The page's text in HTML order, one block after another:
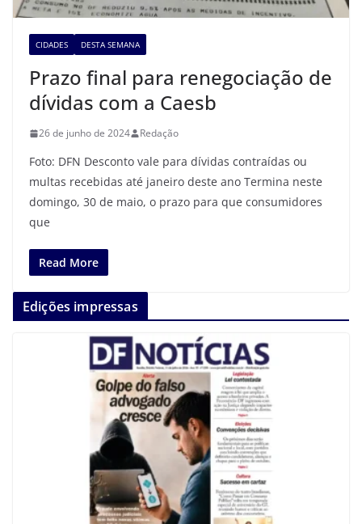
CIDADES DESTA SEMANA
Prazo final para renegociação de
dívidas com a Caesb
26 de junho de 2024 Redação
Foto: DFN Desconto vale para dívidas contraídas ou
multas recebidas até janeiro deste ano Termina neste
domingo, 30 de maio, o prazo para que consumidores
que
Read More
Edições impressas